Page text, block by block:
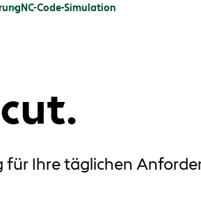
NC-Code-Simulation
für Ihre täglichen